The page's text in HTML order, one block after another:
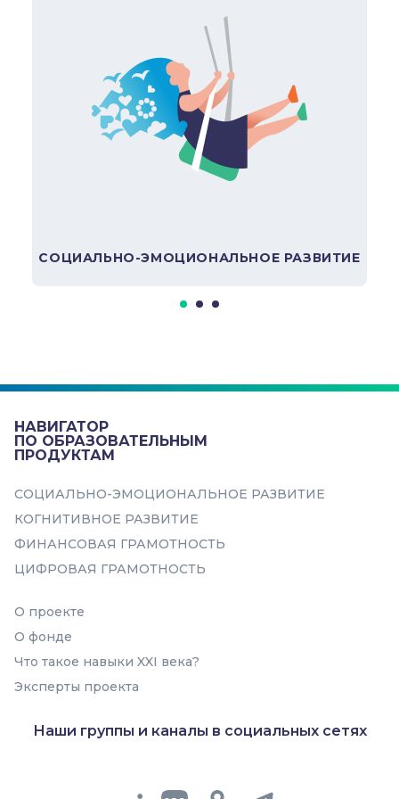
В подборку
СОЦИАЛЬНО-ЭМОЦИОНАЛЬНОЕ РАЗВИТИЕ
НАВИГАТОР
ПО ОБРАЗОВАТЕЛЬНЫМ
ПРОДУКТАМ
СОЦИАЛЬНО-ЭМОЦИОНАЛЬНОЕ РАЗВИТИЕ
КОГНИТИВНОЕ РАЗВИТИЕ
ФИНАНСОВАЯ ГРАМОТНОСТЬ
ЦИФРОВАЯ ГРАМОТНОСТЬ
О проекте
О фонде
Что такое навыки XXI века?
Эксперты проекта
Наши группы и каналы в социальных сетях